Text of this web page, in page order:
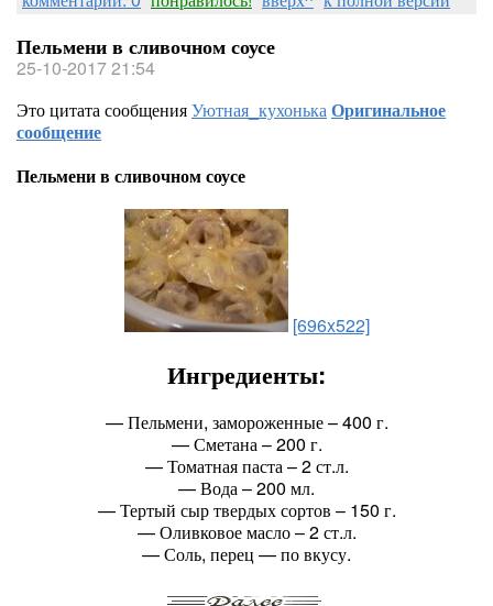
Пельмени в сливочном соусе
25-10-2017 21:54
Это цитата сообщенияУютная_кухонькаОригинальное
сообщение
Пельмени в сливочном соусе
[696x522]
Ингредиенты:
— Пельмени, замороженные – 400 г.
— Сметана – 200 г.
— Томатная паста – 2 ст.л.
— Вода – 200 мл.
— Тертый сыр твердых сортов – 150 г.
— Оливковое масло – 2 ст.л.
— Соль, перец — по вкусу.